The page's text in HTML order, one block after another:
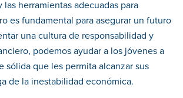
herramientas adecuadas para
es fundamental para asegurar un futuro
una cultura de responsabilidad y
podemos ayudar a los jóvenes a
sólida que les permita alcanzar sus
de la inestabilidad económica.